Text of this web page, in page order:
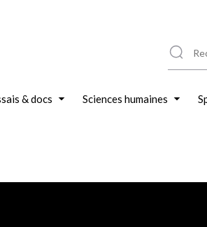
& docs Sciences humaines